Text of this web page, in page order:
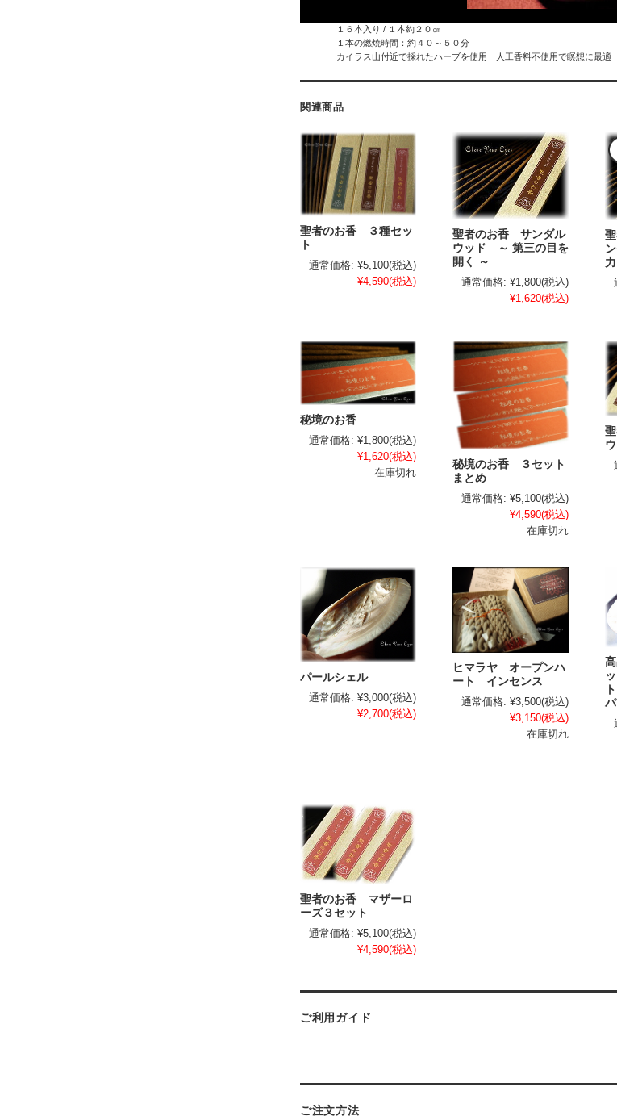
１６本入り / １本約２０㎝
１本の燃焼時間：約４０～５０分
カイラス山付近で採れたハーブを使用 人工香料不使用で瞑想に最適
関連商品
聖者のお香 ３種セッ
ト
通常価格: ¥5,100(税込)
¥4,590(税込)
聖者のお香 サンダル
ウッド ～ 第三の目を
開く ～
通常価格: ¥1,800(税込)
¥1,620(税込)
秘境のお香
通常価格: ¥1,800(税込)
¥1,620(税込)
在庫切れ
秘境のお香 ３セット
まとめ
通常価格: ¥5,100(税込)
¥4,590(税込)
在庫切れ
パールシェル
通常価格: ¥3,000(税込)
¥2,700(税込)
ヒマラヤ オープンハ
ート インセンス
通常価格: ¥3,500(税込)
¥3,150(税込)
在庫切れ
聖者のお香 マザーロ
ーズ３セット
通常価格: ¥5,100(税込)
¥4,590(税込)
ご利用ガイド
ご注文方法